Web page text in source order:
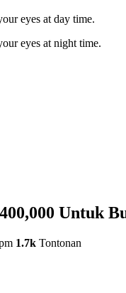
eyes at day time.
eyes at night time.
Untuk
1.7k Tontonan